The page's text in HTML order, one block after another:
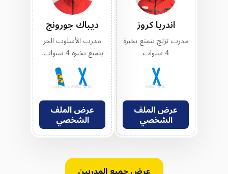
اندريا كروز
مدرب تزلج يتمتع بخبرة
4 سنوات
عرض الملف
الشخصي
ديباك جورونج
مدرب الأسلوب الحر
يتمتع بخبرة 4 سنوات.
عرض الملف
الشخصي